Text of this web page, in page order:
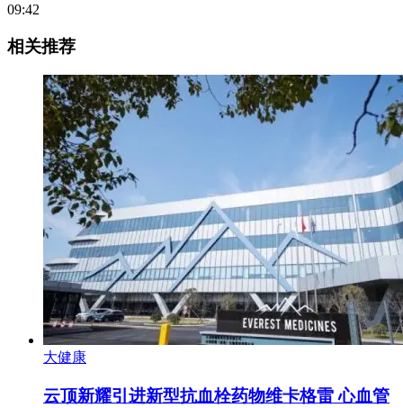
09:42
相关推荐
大健康
云顶新耀引进新型抗血栓药物维卡格雷 心血管